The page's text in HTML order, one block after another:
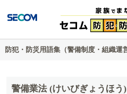
防犯・防災用語集（警備制度・組織運
警備業法 (けいびぎょうほう)